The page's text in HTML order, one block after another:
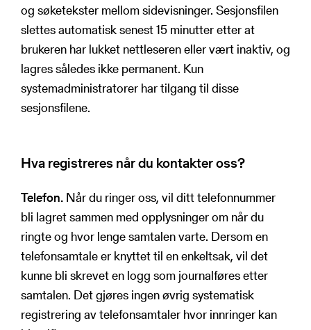
og søketekster mellom sidevisninger. Sesjonsfilen
slettes automatisk senest 15 minutter etter at
brukeren har lukket nettleseren eller vært inaktiv, og
lagres således ikke permanent. Kun
systemadministratorer har tilgang til disse
sesjonsfilene.
Hva registreres når du kontakter oss?
Telefon. Når du ringer oss, vil ditt telefonnummer
bli lagret sammen med opplysninger om når du
ringte og hvor lenge samtalen varte. Dersom en
telefonsamtale er knyttet til en enkeltsak, vil det
kunne bli skrevet en logg som journalføres etter
samtalen. Det gjøres ingen øvrig systematisk
registrering av telefonsamtaler hvor innringer kan